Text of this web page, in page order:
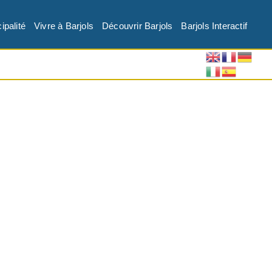
Vivre à Barjols Découvrir Barjols Barjols Interactif